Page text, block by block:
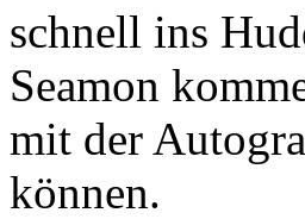
schnell ins
Seamon
mit der
können.